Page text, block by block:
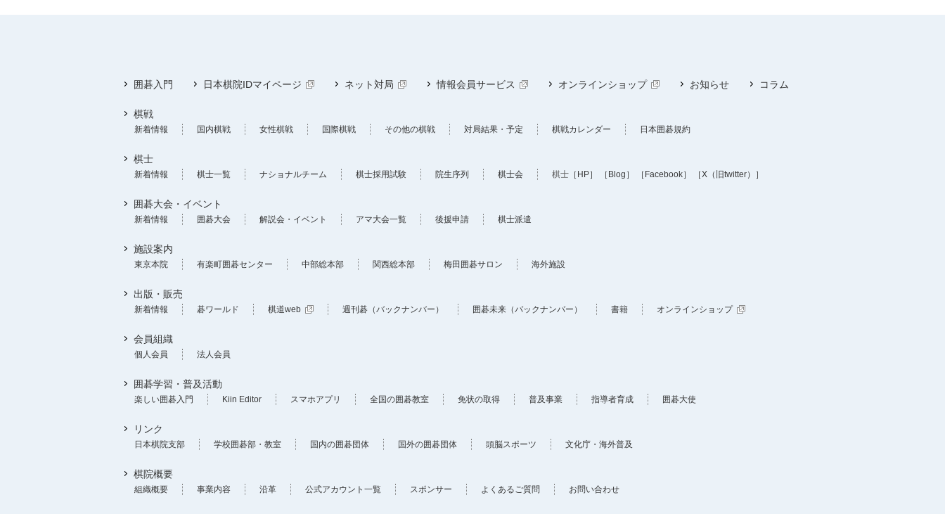
囲碁入門 日本棋院IDマイページ ネット対局 情報会員サービス オンラインショップ お知らせ コラム
棋戦
新着情報 国内棋戦 女性棋戦 国際棋戦 その他の棋戦 対局結果・予定 棋戦カレンダー 日本囲碁規約
棋士
新着情報 棋士一覧 ナショナルチーム 棋士採用試験 院生序列 棋士会 棋士 ［HP］ ［Blog］ ［Facebook］ ［X（旧twitter）］
囲碁大会・イベント
新着情報 囲碁大会 解説会・イベント アマ大会一覧 後援申請 棋士派遣
施設案内
東京本院 有楽町囲碁センター 中部総本部 関西総本部 梅田囲碁サロン 海外施設
出版・販売
新着情報 碁ワールド 棋道web 週刊碁（バックナンバー） 囲碁未来（バックナンバー） 書籍 オンラインショップ
会員組織
個人会員 法人会員
囲碁学習・普及活動
楽しい囲碁入門 Kiin Editor スマホアプリ 全国の囲碁教室 免状の取得 普及事業 指導者育成 囲碁大使
リンク
日本棋院支部 学校囲碁部・教室 国内の囲碁団体 国外の囲碁団体 頭脳スポーツ 文化庁・海外普及
棋院概要
組織概要 事業内容 沿革 公式アカウント一覧 スポンサー よくあるご質問 お問い合わせ